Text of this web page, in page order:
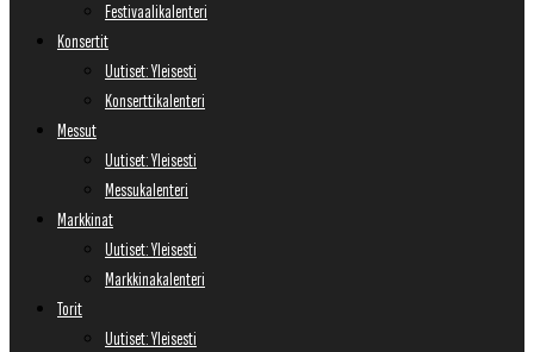
Festivaalikalenteri
Konsertit
Uutiset: Yleisesti
Konserttikalenteri
Messut
Uutiset: Yleisesti
Messukalenteri
Markkinat
Uutiset: Yleisesti
Markkinakalenteri
Torit
Uutiset: Yleisesti